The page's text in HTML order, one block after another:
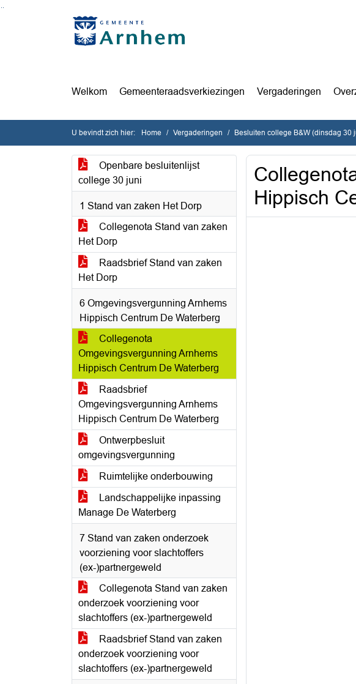
Ga naar de inhoud van deze pagina
Ga naar het zoeken
Ga naar het menu
Welkom Gemeenteraadsverkiezingen Vergaderingen
U bevindt zich hier: Home Vergaderingen Besluiten college B&W (dinsdag 30
Openbare besluitenlijst
college 30 juni
1 Stand van zaken Het Dorp
Collegenota Stand van zaken
Het Dorp
Raadsbrief Stand van zaken
Het Dorp
6 Omgevingsvergunning Arnhems
Hippisch Centrum De Waterberg
Collegenota
Omgevingsvergunning Arnhems
Hippisch Centrum De Waterberg
Raadsbrief
Omgevingsvergunning Arnhems
Hippisch Centrum De Waterberg
Ontwerpbesluit
omgevingsvergunning
Ruimtelijke onderbouwing
Landschappelijke inpassing
Manage De Waterberg
7 Stand van zaken onderzoek
voorziening voor slachtoffers
(ex-)partnergeweld
Collegenota Stand van zaken
onderzoek voorziening voor
slachtoffers (ex-)partnergeweld
Raadsbrief Stand van zaken
onderzoek voorziening voor
slachtoffers (ex-)partnergeweld
Hippisch